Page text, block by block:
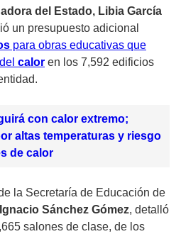
del Estado, Libia García
un presupuesto adicional
para obras educativas que
calor en los 7,592 edificios
con calor extremo;
altas temperaturas y riesgo
de calor
la Secretaría de Educación de
Sánchez Gómez, detalló
salones de clase, de los